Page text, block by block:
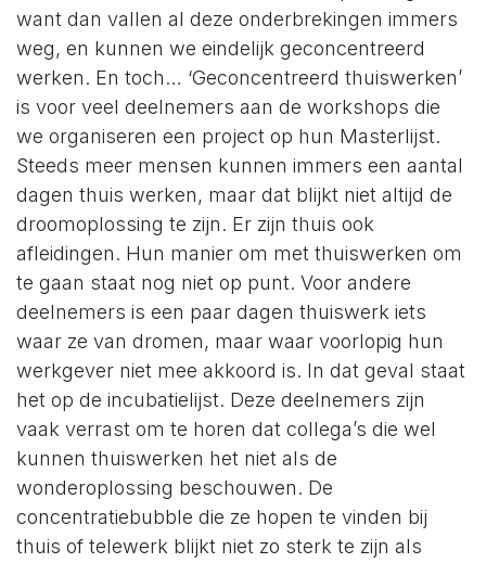
want dan vallen al deze onderbrekingen immers
weg, en kunnen we eindelijk geconcentreerd
werken. En toch… ‘Geconcentreerd thuiswerken’
is voor veel deelnemers aan de workshops die
we organiseren een project op hun Masterlijst.
Steeds meer mensen kunnen immers een aantal
dagen thuis werken, maar dat blijkt niet altijd de
droomoplossing te zijn. Er zijn thuis ook
afleidingen. Hun manier om met thuiswerken om
te gaan staat nog niet op punt. Voor andere
deelnemers is een paar dagen thuiswerk iets
waar ze van dromen, maar waar voorlopig hun
werkgever niet mee akkoord is. In dat geval staat
het op de incubatielijst. Deze deelnemers zijn
vaak verrast om te horen dat collega’s die wel
kunnen thuiswerken het niet als de
wonderoplossing beschouwen. De
concentratiebubble die ze hopen te vinden bij
thuis of telewerk blijkt niet zo sterk te zijn als